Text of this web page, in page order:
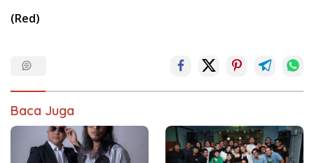
(Red)
Baca Juga